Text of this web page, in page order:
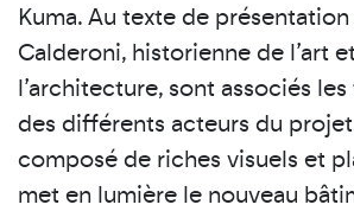
Kuma. Au texte de
Calderoni, historienne de l’art
l’architecture, sont associés
des différents acteurs du
composé de riches visuels et
met en lumière le nouveau